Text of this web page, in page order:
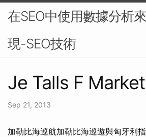
在SEO中使用數據分析
現-SEO技術
Je Talls F
Sep 21, 2013
加勒比海巡航加勒比海巡遊與匈牙利